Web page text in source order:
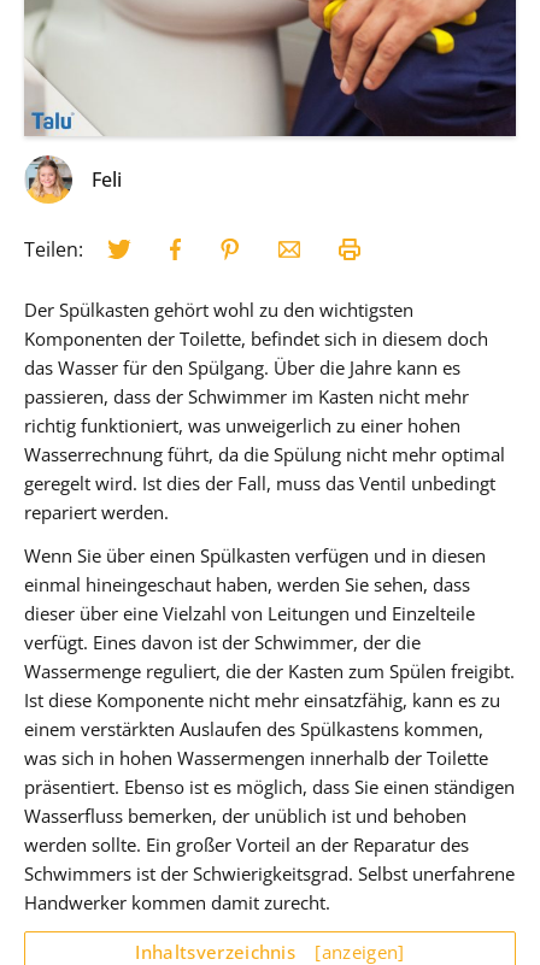
Feli
Teilen:
Der Spülkasten gehört wohl zu den wichtigsten
Komponenten der Toilette, befindet sich in diesem doch
das Wasser für den Spülgang. Über die Jahre kann es
passieren, dass der Schwimmer im Kasten nicht mehr
richtig funktioniert, was unweigerlich zu einer hohen
Wasserrechnung führt, da die Spülung nicht mehr optimal
geregelt wird. Ist dies der Fall, muss das Ventil unbedingt
repariert werden.
Wenn Sie über einen Spülkasten verfügen und in diesen
einmal hineingeschaut haben, werden Sie sehen, dass
dieser über eine Vielzahl von Leitungen und Einzelteile
verfügt. Eines davon ist der Schwimmer, der die
Wassermenge reguliert, die der Kasten zum Spülen freigibt.
Ist diese Komponente nicht mehr einsatzfähig, kann es zu
einem verstärkten Auslaufen des Spülkastens kommen,
was sich in hohen Wassermengen innerhalb der Toilette
präsentiert. Ebenso ist es möglich, dass Sie einen ständigen
Wasserfluss bemerken, der unüblich ist und behoben
werden sollte. Ein großer Vorteil an der Reparatur des
Schwimmers ist der Schwierigkeitsgrad. Selbst unerfahrene
Handwerker kommen damit zurecht.
Inhaltsverzeichnis [anzeigen]